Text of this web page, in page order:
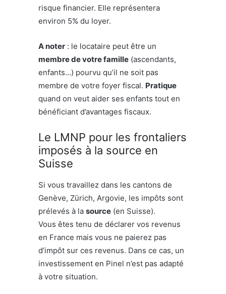
risque financier. Elle représentera
environ 5% du loyer.
A noter : le locataire peut être un
membre de votre famille (ascendants,
enfants…) pourvu qu’il ne soit pas
membre de votre foyer fiscal. Pratique
quand on veut aider ses enfants tout en
bénéficiant d’avantages fiscaux.
Le LMNP pour les frontaliers
imposés à la source en
Suisse
Si vous travaillez dans les cantons de
Genève, Zürich, Argovie, les impôts sont
prélevés à la source (en Suisse).
Vous êtes tenu de déclarer vos revenus
en France mais vous ne paierez pas
d’impôt sur ces revenus. Dans ce cas, un
investissement en Pinel n’est pas adapté
à votre situation.